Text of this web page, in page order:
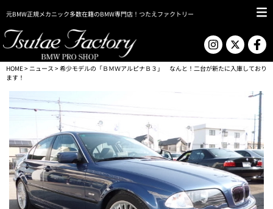
元BMW正規メカニック多数在籍のBMW専門店！つたえファクトリー
HOME> ニュース > 希少モデルの「ＢＭＷアルピナＢ３」 なんと！二台が新たに入庫しており
ます！